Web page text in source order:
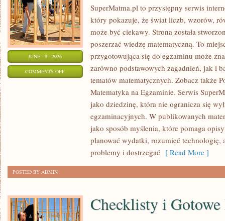
JUNE - 9 - 2026
COMMENTS OFFON
PODSTAWY
MATEMATYKI
SuperMatma.pl to przystępny serwis
który pokazuje, że świat liczb, wzorów,
może być ciekawy. Strona została
poszerzać wiedzę matematyczną. To
przygotowująca się do egzaminu może
zarówno podstawowych zagadnień, jak i
tematów matematycznych. Zobacz także
Matematyka na Egzaminie. Serwis
jako dziedzinę, która nie ogranicza się
egzaminacyjnych. W publikowanych
jako sposób myślenia, które pomaga
planować wydatki, rozumieć technologię,
problemy i dostrzegać [ Read More ]
POSTED BY ADMIN
Checklisty i Gotowe